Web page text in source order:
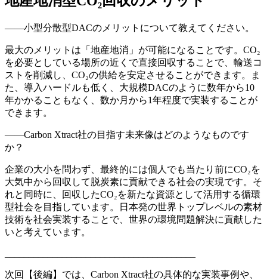
——小型分散型DACのメリットについて教えてください。
最大のメリットは「地産地消」が可能になることです。CO₂
を必要としている場所の近くで直接回収することで、輸送コ
ストを削減し、CO₂の供給を安定させることができます。ま
た、導入ハードルも低く、大規模DACのように数年から10
年かかることもなく、数か月から1年程度で実装することが
できます。
——Carbon Xtract社の目指す未来像はどのようなものです
か？
企業の大小を問わず、最終的には個人でも当たり前にCO₂を
大気中から回収して脱炭素に貢献できる社会の実現です。そ
れと同時に、回収したCO₂を新たな資源として活用する循環
型社会を目指しています。日本発の世界トップレベルの素材
技術を社会実装することで、世界の環境問題解決に貢献した
いと考えています。
次回【後編】では、Carbon Xtract社の具体的な実装事例や、